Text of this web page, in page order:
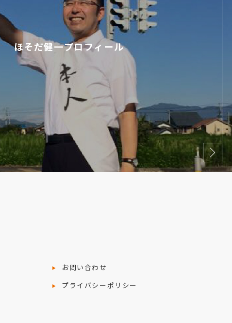
ほそだ健一プロフィール
お問い合わせ
プライバシーポリシー